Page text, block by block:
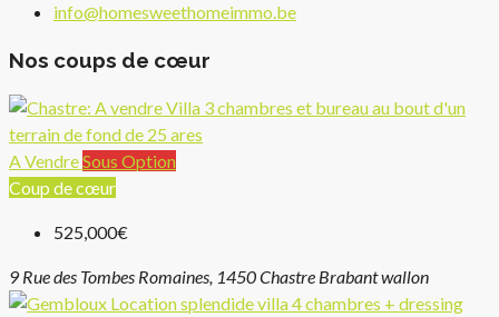
info@homesweethomeimmo.be
Nos coups de cœur
A VendreSous Option
Coup de cœur
525,000€
9 Rue des Tombes Romaines, 1450 Chastre Brabant wallon